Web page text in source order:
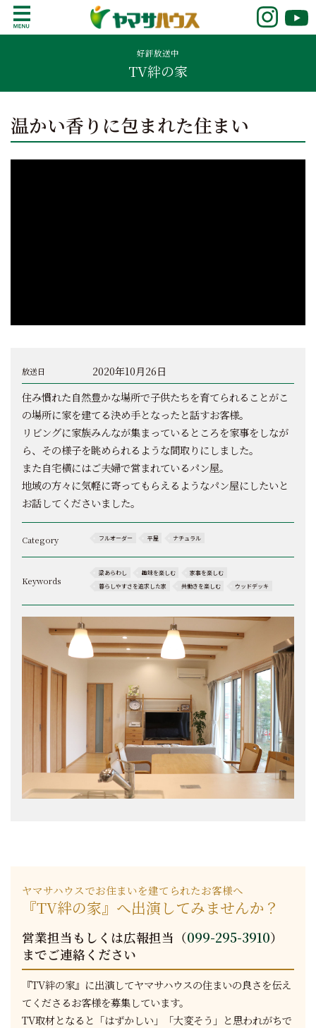
o
鹿児島で注文住宅ならヤマサハウス
新築の注文住宅や建売モデルハウスをお探し
の方はこちら。鹿児島県内で11年連続ナンバ
ーワンの実績を誇る、絆の家でおなじみの
ヤマサハウス。展示場情報や家づくりのこだ
好評放送中
TV絆の家
温かい香りに包まれた住まい
放送日
2020年10月26日
住み慣れた自然豊かな場所で子供たちを育てられることがこ
の場所に家を建てる決め手となったと話すお客様。
リビングに家族みんなが集まっているところを家事をしなが
ら、その様子を眺められるような間取りにしました。
また自宅横にはご夫婦で営まれているパン屋。
地域の方々に気軽に寄ってもらえるようなパン屋にしたいと
お話してくださいました。
Category フルオーダー 平屋 ナチュラル
Keywords
梁あらわし 趣味を楽しむ
家事を楽しむ
暮らしやすさを追求した家
共働きを楽しむ ウッドデッキ
ヤマサハウスでお住まいを建てられたお客様へ
『TV絆の家』へ出演してみませんか？
営業担当もしくは広報担当（099-295-3910）
までご連絡ください
『TV絆の家』に出演してヤマサハウスの住まいの良さを伝え
てくださるお客様を募集しています。
TV取材となると「はずかしい」「大変そう」と思われがちで